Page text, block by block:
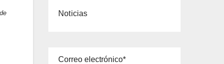
Noticias
Correo electrónico*